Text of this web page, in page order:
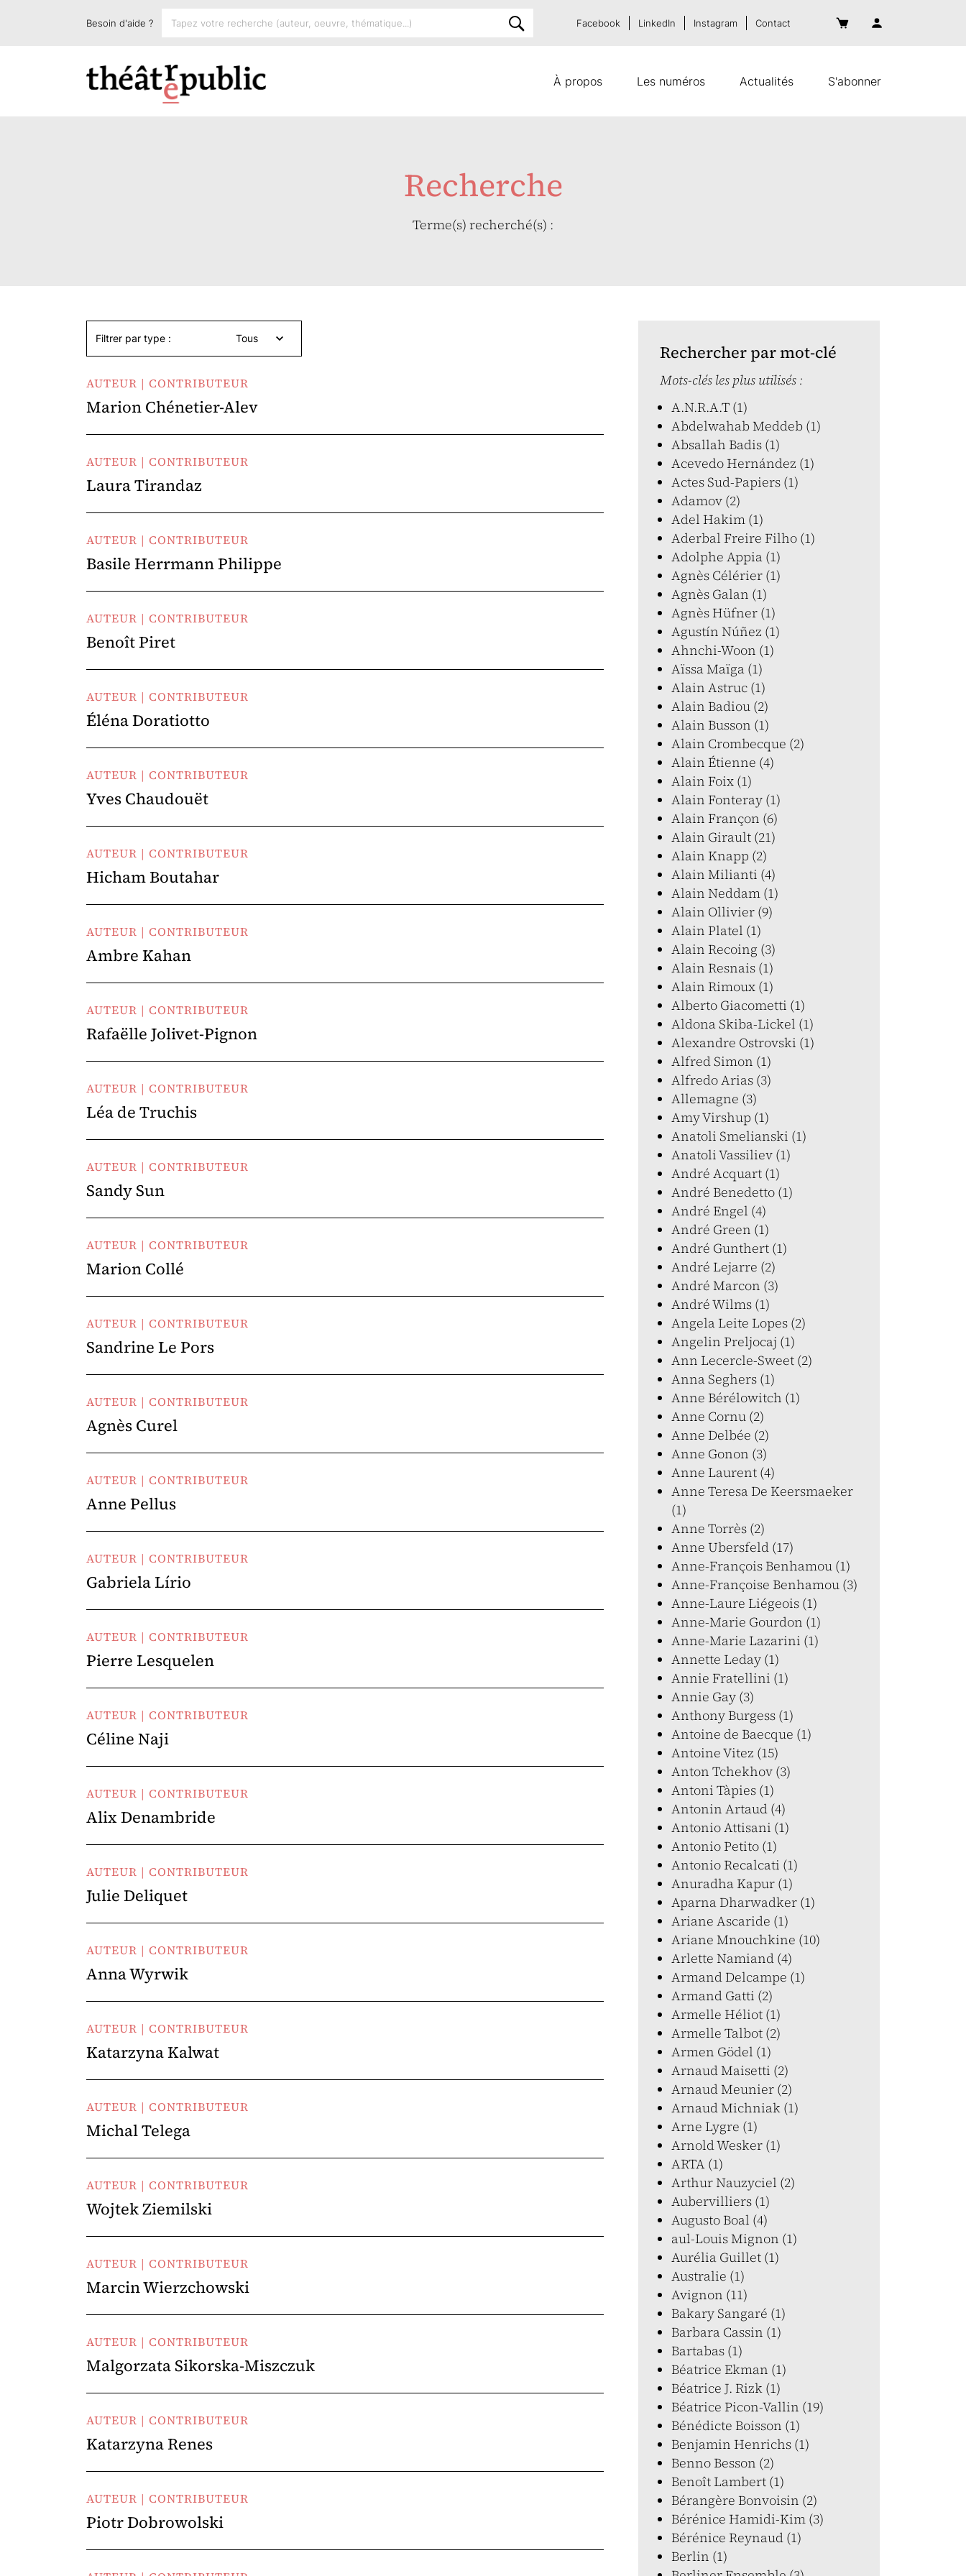
À propos Les numéros Actualités S'abonner
Besoin d'aide ? Facebook LinkedIn Instagram Contact
Recherche
Terme(s) recherché(s) :
Filtrer par type : Tous
AUTEUR | CONTRIBUTEUR
Marion Chénetier-Alev
AUTEUR | CONTRIBUTEUR
Laura Tirandaz
AUTEUR | CONTRIBUTEUR
Basile Herrmann Philippe
AUTEUR | CONTRIBUTEUR
Benoît Piret
AUTEUR | CONTRIBUTEUR
Éléna Doratiotto
AUTEUR | CONTRIBUTEUR
Yves Chaudouët
AUTEUR | CONTRIBUTEUR
Hicham Boutahar
AUTEUR | CONTRIBUTEUR
Ambre Kahan
AUTEUR | CONTRIBUTEUR
Rafaëlle Jolivet-Pignon
AUTEUR | CONTRIBUTEUR
Léa de Truchis
AUTEUR | CONTRIBUTEUR
Sandy Sun
AUTEUR | CONTRIBUTEUR
Marion Collé
AUTEUR | CONTRIBUTEUR
Sandrine Le Pors
AUTEUR | CONTRIBUTEUR
Agnès Curel
AUTEUR | CONTRIBUTEUR
Anne Pellus
AUTEUR | CONTRIBUTEUR
Gabriela Lírio
AUTEUR | CONTRIBUTEUR
Pierre Lesquelen
AUTEUR | CONTRIBUTEUR
Céline Naji
AUTEUR | CONTRIBUTEUR
Alix Denambride
AUTEUR | CONTRIBUTEUR
Julie Deliquet
AUTEUR | CONTRIBUTEUR
Anna Wyrwik
AUTEUR | CONTRIBUTEUR
Katarzyna Kalwat
AUTEUR | CONTRIBUTEUR
Michal Telega
AUTEUR | CONTRIBUTEUR
Wojtek Ziemilski
AUTEUR | CONTRIBUTEUR
Marcin Wierzchowski
AUTEUR | CONTRIBUTEUR
Malgorzata Sikorska-Miszczuk
AUTEUR | CONTRIBUTEUR
Katarzyna Renes
AUTEUR | CONTRIBUTEUR
Piotr Dobrowolski
Rechercher par mot-clé
Mots-clés les plus utilisés :
A.N.R.A.T (1)
Abdelwahab Meddeb (1)
Absallah Badis (1)
Acevedo Hernández (1)
Actes Sud-Papiers (1)
Adamov (2)
Adel Hakim (1)
Aderbal Freire Filho (1)
Adolphe Appia (1)
Agnès Célérier (1)
Agnès Galan (1)
Agnès Hüfner (1)
Agustín Núñez (1)
Ahnchi-Woon (1)
Aïssa Maïga (1)
Alain Astruc (1)
Alain Badiou (2)
Alain Busson (1)
Alain Crombecque (2)
Alain Étienne (4)
Alain Foix (1)
Alain Fonteray (1)
Alain Françon (6)
Alain Girault (21)
Alain Knapp (2)
Alain Milianti (4)
Alain Neddam (1)
Alain Ollivier (9)
Alain Platel (1)
Alain Recoing (3)
Alain Resnais (1)
Alain Rimoux (1)
Alberto Giacometti (1)
Aldona Skiba-Lickel (1)
Alexandre Ostrovski (1)
Alfred Simon (1)
Alfredo Arias (3)
Allemagne (3)
Amy Virshup (1)
Anatoli Smelianski (1)
Anatoli Vassiliev (1)
André Acquart (1)
André Benedetto (1)
André Engel (4)
André Green (1)
André Gunthert (1)
André Lejarre (2)
André Marcon (3)
André Wilms (1)
Angela Leite Lopes (2)
Angelin Preljocaj (1)
Ann Lecercle-Sweet (2)
Anna Seghers (1)
Anne Bérélowitch (1)
Anne Cornu (2)
Anne Delbée (2)
Anne Gonon (3)
Anne Laurent (4)
Anne Teresa De Keersmaeker
(1)
Anne Torrès (2)
Anne Ubersfeld (17)
Anne-François Benhamou (1)
Anne-Françoise Benhamou (3)
Anne-Laure Liégeois (1)
Anne-Marie Gourdon (1)
Anne-Marie Lazarini (1)
Annette Leday (1)
Annie Fratellini (1)
Annie Gay (3)
Anthony Burgess (1)
Antoine de Baecque (1)
Antoine Vitez (15)
Anton Tchekhov (3)
Antoni Tàpies (1)
Antonin Artaud (4)
Antonio Attisani (1)
Antonio Petito (1)
Antonio Recalcati (1)
Anuradha Kapur (1)
Aparna Dharwadker (1)
Ariane Ascaride (1)
Ariane Mnouchkine (10)
Arlette Namiand (4)
Armand Delcampe (1)
Armand Gatti (2)
Armelle Héliot (1)
Armelle Talbot (2)
Armen Gödel (1)
Arnaud Maisetti (2)
Arnaud Meunier (2)
Arnaud Michniak (1)
Arne Lygre (1)
Arnold Wesker (1)
ARTA (1)
Arthur Nauzyciel (2)
Aubervilliers (1)
Augusto Boal (4)
aul-Louis Mignon (1)
Aurélia Guillet (1)
Australie (1)
Avignon (11)
Bakary Sangaré (1)
Barbara Cassin (1)
Bartabas (1)
Béatrice Ekman (1)
Béatrice J. Rizk (1)
Béatrice Picon-Vallin (19)
Bénédicte Boisson (1)
Benjamin Henrichs (1)
Benno Besson (2)
Benoît Lambert (1)
Bérangère Bonvoisin (2)
Bérénice Hamidi-Kim (3)
Bérénice Reynaud (1)
Berlin (1)